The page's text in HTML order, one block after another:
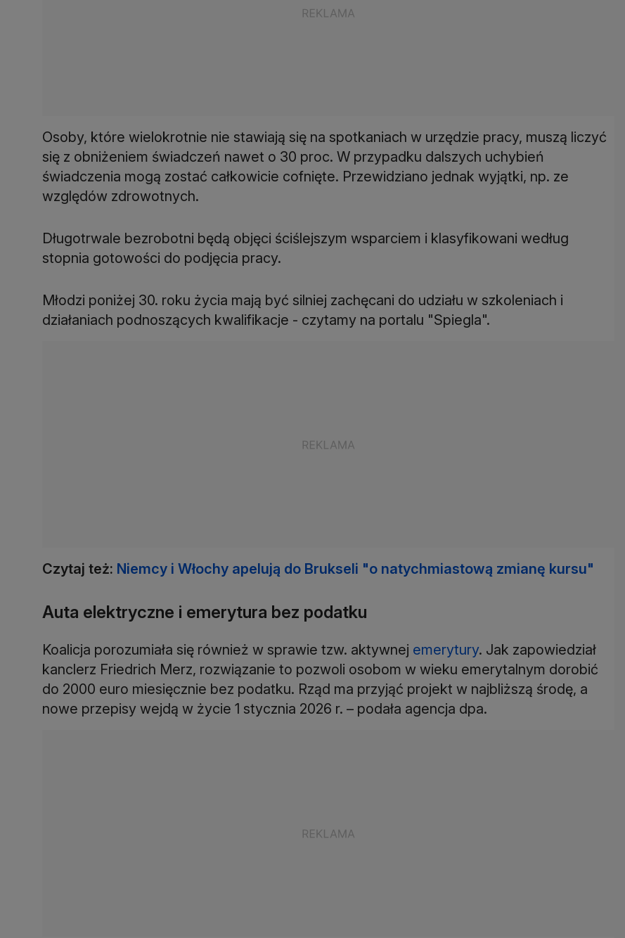
Osoby, które wielokrotnie nie stawiają się na spotkaniach w urzędzie pracy, muszą liczyć
się z obniżeniem świadczeń nawet o 30 proc. W przypadku dalszych uchybień
świadczenia mogą zostać całkowicie cofnięte. Przewidziano jednak wyjątki, np. ze
Długotrwale bezrobotni będą objęci ściślejszym wsparciem i klasyfikowani według
stopnia gotowości do podjęcia pracy.
Młodzi poniżej 30. roku życia mają być silniej zachęcani do udziału w szkoleniach i
działaniach podnoszących kwalifikacje - czytamy na portalu "Spiegla".
Czytaj też: Niemcy i Włochy apelują do Brukseli "o natychmiastową zmianę kursu"
Auta elektryczne i emerytura bez podatku
Koalicja porozumiała się również w sprawie tzw. aktywnej emerytury. Jak zapowiedział
kanclerz Friedrich Merz, rozwiązanie to pozwoli osobom w wieku emerytalnym dorobić
do 2000 euro miesięcznie bez podatku. Rząd ma przyjąć projekt w najbliższą środę, a